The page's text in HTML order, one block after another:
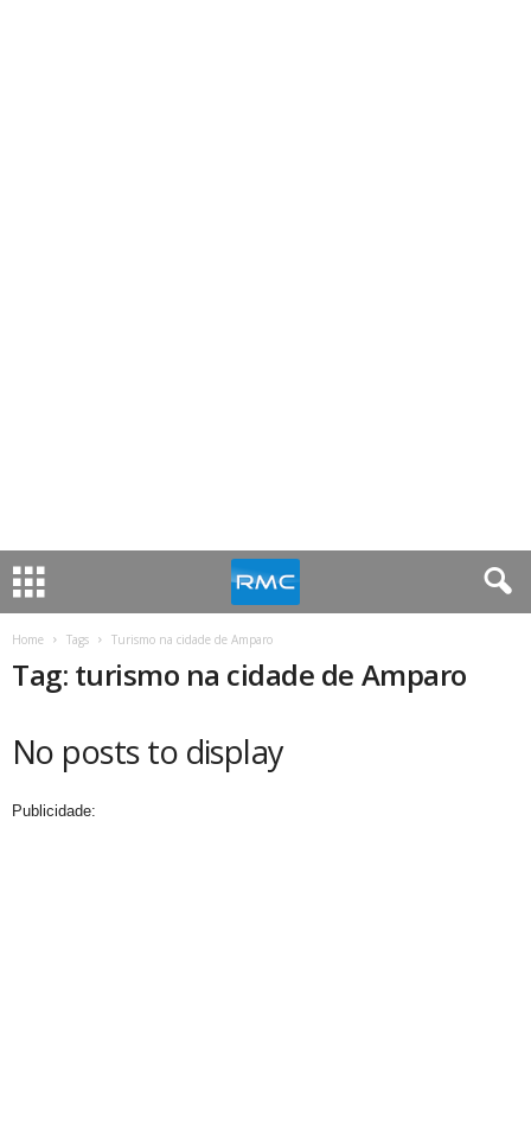
Home Tags Turismo na cidade de Amparo
Tag: turismo na cidade de Amparo
No posts to display
Publicidade: